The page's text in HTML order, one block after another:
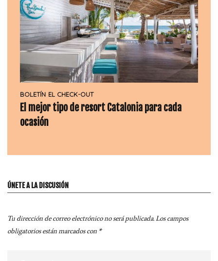
BOLETÍN EL CHECK-OUT
El mejor tipo de resort Catalonia para cada
ocasión
ÚNETE A LA DISCUSIÓN
Tu dirección de correo electrónico no será publicada.Los campos
obligatorios están marcados con *